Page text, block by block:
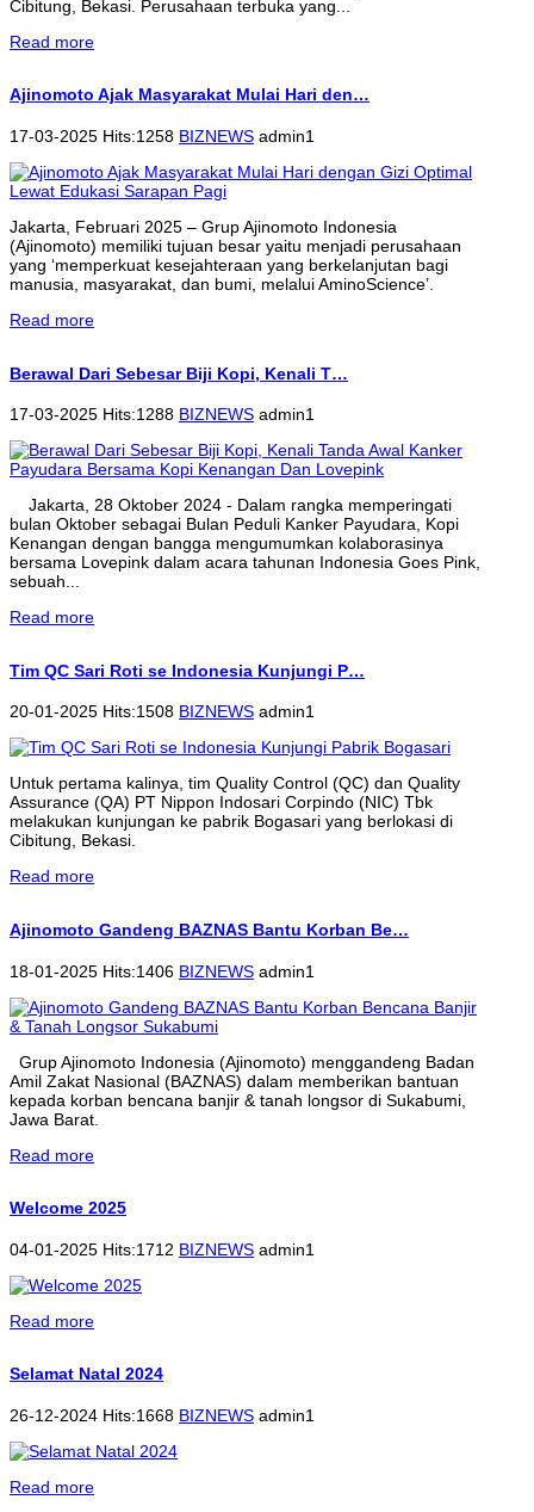
Cibitung, Bekasi. Perusahaan terbuka yang...
Read more
Ajinomoto Ajak Masyarakat Mulai Hari den…
17-03-2025 Hits:1258 BIZNEWS admin1
Jakarta, Februari 2025 – Grup Ajinomoto Indonesia
(Ajinomoto) memiliki tujuan besar yaitu menjadi perusahaan
yang ‘memperkuat kesejahteraan yang berkelanjutan bagi
manusia, masyarakat, dan bumi, melalui AminoScience’.
Read more
Berawal Dari Sebesar Biji Kopi, Kenali T…
17-03-2025 Hits:1288 BIZNEWS admin1
Jakarta, 28 Oktober 2024 - Dalam rangka memperingati
bulan Oktober sebagai Bulan Peduli Kanker Payudara, Kopi
Kenangan dengan bangga mengumumkan kolaborasinya
bersama Lovepink dalam acara tahunan Indonesia Goes Pink,
sebuah...
Read more
Tim QC Sari Roti se Indonesia Kunjungi P…
20-01-2025 Hits:1508 BIZNEWS admin1
Untuk pertama kalinya, tim Quality Control (QC) dan Quality
Assurance (QA) PT Nippon Indosari Corpindo (NIC) Tbk
melakukan kunjungan ke pabrik Bogasari yang berlokasi di
Cibitung, Bekasi.
Read more
Ajinomoto Gandeng BAZNAS Bantu Korban Be…
18-01-2025 Hits:1406 BIZNEWS admin1
Grup Ajinomoto Indonesia (Ajinomoto) menggandeng Badan
Amil Zakat Nasional (BAZNAS) dalam memberikan bantuan
kepada korban bencana banjir & tanah longsor di Sukabumi,
Jawa Barat.
Read more
Welcome 2025
04-01-2025 Hits:1712 BIZNEWS admin1
Read more
Selamat Natal 2024
26-12-2024 Hits:1668 BIZNEWS admin1
Read more